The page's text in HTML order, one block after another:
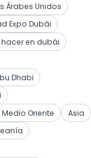
Árabes Unidos
Expo Dubái
en dubái
Dhabi
Medio Oriente
Asia